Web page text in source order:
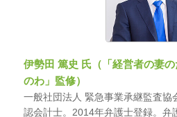
伊勢田 篤史 氏（「経営者の妻
のわ」監修）
一般社団法人 緊急事業承継監査協
認会計士。2014年弁護士登録。弁